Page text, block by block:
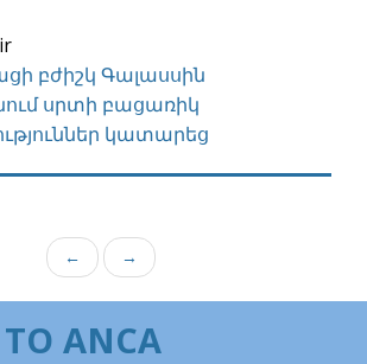
բժիշկ Գալասսին
սրտի բացառիկ
կատարեց
← →
TO ANCA